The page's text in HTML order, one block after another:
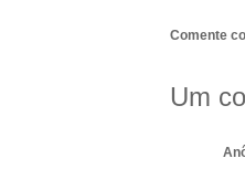
Comente
Um